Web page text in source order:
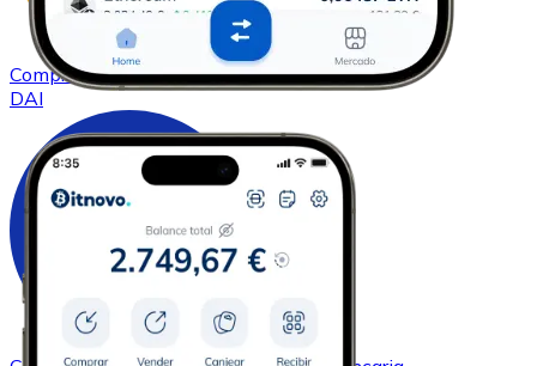
ComprarDAIcon transferencia bancaria
DAI